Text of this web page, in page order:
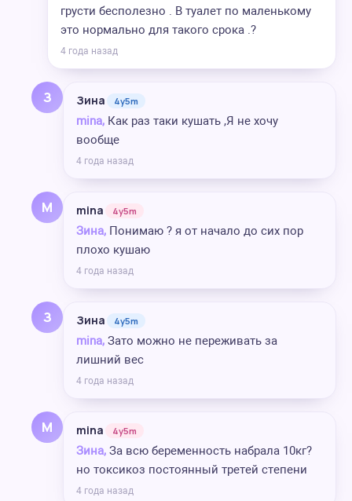
грусти бесполезно . В туалет по маленькому
это нормально для такого срока .?
4 года назад
З Зина 4y5m
mina, Как раз таки кушать ,Я не хочу
вообще
4 года назад
M mina 4y5m
Зина, Понимаю ? я от начало до сих пор
плохо кушаю
4 года назад
З Зина 4y5m
mina, Зато можно не переживать за
лишний вес
4 года назад
M mina 4y5m
Зина, За всю беременность набрала 10кг?
но токсикоз постоянный третей степени
4 года назад